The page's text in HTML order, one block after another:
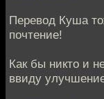
Перевод Куша
почтение!
Как бы никто и
ввиду